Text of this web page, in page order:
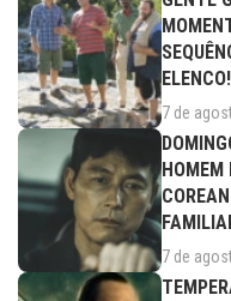
ELENCO!
7 de
7 de